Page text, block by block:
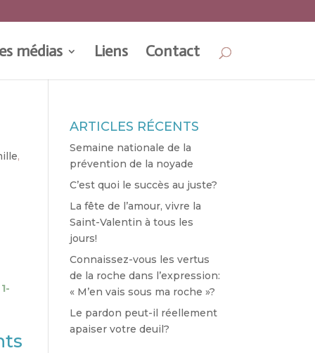
médias Liens Contact
,
ARTICLES RÉCENTS
Semaine nationale de la
prévention de la noyade
C’est quoi le succès au juste?
La fête de l’amour, vivre la
Saint-Valentin à tous les
jours!
Connaissez-vous les vertus
de la roche dans l’expression:
« M’en vais sous ma roche »?
Le pardon peut-il réellement
apaiser votre deuil?